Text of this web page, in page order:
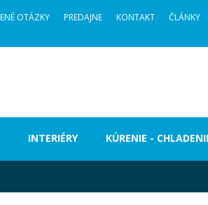
OTÁZKY PREDAJNE KONTAKT ČLÁNKY
INTERIÉRY KÚRENIE -